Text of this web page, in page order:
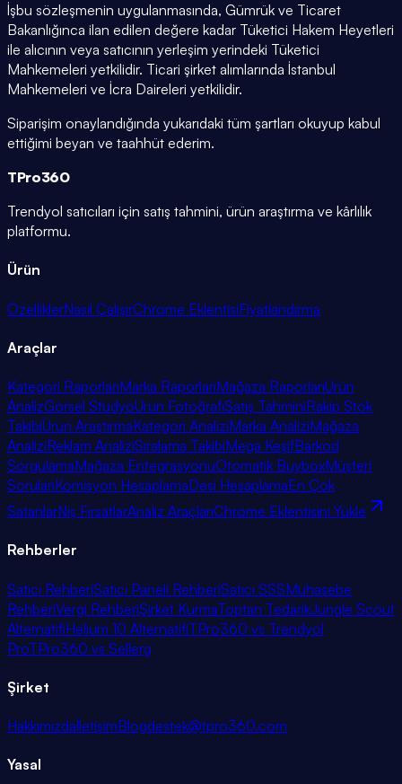
İşbu sözleşmenin uygulanmasında, Gümrük ve Ticaret
Bakanlığınca ilan edilen değere kadar Tüketici Hakem Heyetleri
ile alıcının veya satıcının yerleşim yerindeki Tüketici
Mahkemeleri yetkilidir. Ticari şirket alımlarında İstanbul
Mahkemeleri ve İcra Daireleri yetkilidir.
Siparişim onaylandığında yukarıdaki tüm şartları okuyup kabul
ettiğimi beyan ve taahhüt ederim.
TPro360
Trendyol satıcıları için satış tahmini, ürün araştırma ve kârlılık
platformu.
Ürün
ÖzelliklerNasıl ÇalışırChrome EklentisiFiyatlandırma
Araçlar
Kategori RaporlarıMarka RaporlarıMağaza RaporlarıÜrün
AnalizGörsel StüdyoÜrün FotoğrafıSatış TahminiRakip Stok
TakibiÜrün AraştırmaKategori AnaliziMarka AnaliziMağaza
AnaliziReklam AnaliziSıralama TakibiMega KeşifBarkod
SorgulamaMağaza EntegrasyonuOtomatik BuyboxMüşteri
SorularıKomisyon HesaplamaDesi HesaplamaEn Çok
SatanlarNiş FırsatlarAnaliz AraçlarıChrome Eklentisini Yükle
Rehberler
Satıcı RehberiSatıcı Paneli RehberiSatıcı SSSMuhasebe
RehberiVergi RehberiŞirket KurmaToptan TedarikJungle Scout
AlternatifiHelium 10 AlternatifiTPro360 vs Trendyol
ProTPro360 vs Sellerg
Şirket
HakkımızdaİletişimBlogdestek@tpro360.com
Yasal